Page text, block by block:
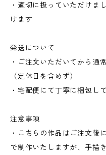
・適切に扱っていただけま
けます
発送について
・ご注文いただいてから通
（定休日を含めず）
・宅配便にて丁寧に梱包し
注意事項
・こちらの作品はご注文後
で制作いたしますが、手描